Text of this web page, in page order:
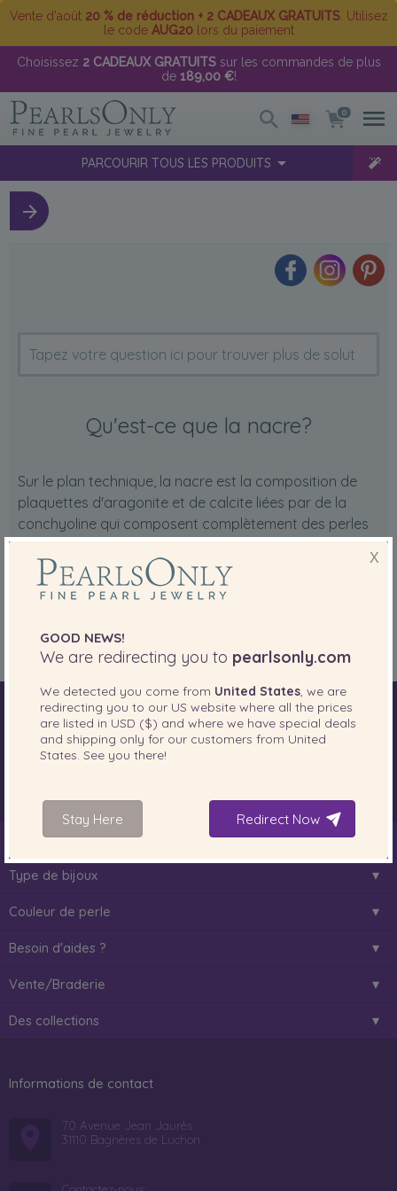
Vente d'août 20 % de réduction + 2 CADEAUX GRATUITS. Utilisez
le code AUG20lors du paiement
Choisissez 2 CADEAUX GRATUITSsur les commandes de plus
de 189,00 €!
0
PARCOURIR TOUS LES PRODUITS
Qu'est-ce que la nacre?
Sur le plan technique, la nacre est la composition de
plaquettes d'aragonite et de calcite liées par de la
conchyoline qui composent complètement des perles
ainsi que du revêtement sur le noyau de perles de
culture en perles. En termes simples, les perles sont de
qui les fait briller.
Le monde des Perles Perles d'akoya Perles d'eau douce
Perles de la mer du sud
À propos de nous
Type de bijoux
Couleur de perle
Besoin d'aides ?
Vente/Braderie
Des collections
Informations de contact
70 Avenue Jean Jaurès
31110 Bagnères de Luchon
X
GOOD NEWS!
We are redirecting you to pearlsonly.com
We detected you come from United States, we are
redirecting you to our US website where all the prices
are listed in USD ($) and where we have special deals
and shipping only for our customers from United
States. See you there!
Stay Here Redirect Now